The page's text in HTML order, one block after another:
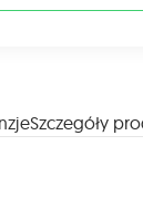
Szczegóły